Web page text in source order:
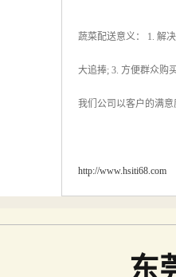
蔬菜配送意义： 1. 解
大追捧; 3. 方便群众购
我们公司以客户的满
http://www.hsiti68.com
东